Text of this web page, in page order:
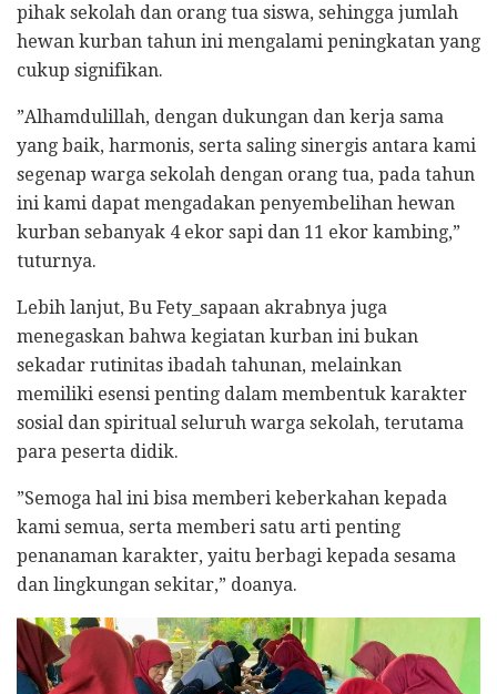
pihak sekolah dan orang tua siswa, sehingga jumlah
hewan kurban tahun ini mengalami peningkatan yang
cukup signifikan.
​”Alhamdulillah, dengan dukungan dan kerja sama
yang baik, harmonis, serta saling sinergis antara kami
segenap warga sekolah dengan orang tua, pada tahun
ini kami dapat mengadakan penyembelihan hewan
kurban sebanyak 4 ekor sapi dan 11 ekor kambing,”
tuturnya.
Lebih lanjut, Bu Fety_sapaan akrabnya juga
menegaskan bahwa kegiatan kurban ini bukan
sekadar rutinitas ibadah tahunan, melainkan
memiliki esensi penting dalam membentuk karakter
sosial dan spiritual seluruh warga sekolah, terutama
para peserta didik.
​”Semoga hal ini bisa memberi keberkahan kepada
kami semua, serta memberi satu arti penting
penanaman karakter, yaitu berbagi kepada sesama
dan lingkungan sekitar,” doanya.